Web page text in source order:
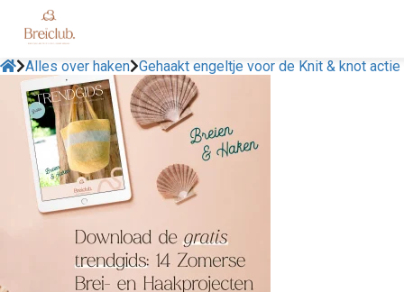
Alles over haken Gehaakt engeltje voor de Knit & knot actie